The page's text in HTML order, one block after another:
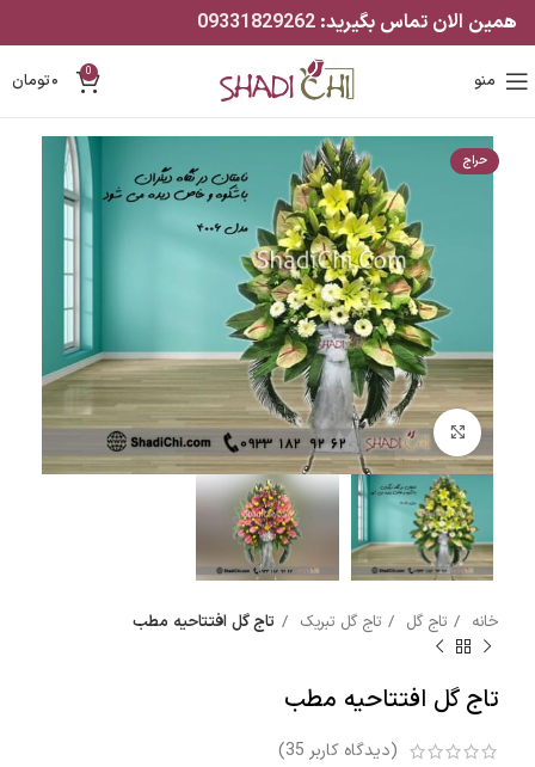
همین الان تماس بگیرید:
منو 0 ۰تومان
حراج
بزرگنمایی تصویر
خانه تاج گل تاج گل تبریک تاج گل افتتاحیه مطب
تاج گل افتتاحیه مطب
(دیدگاه کاربر 35
)